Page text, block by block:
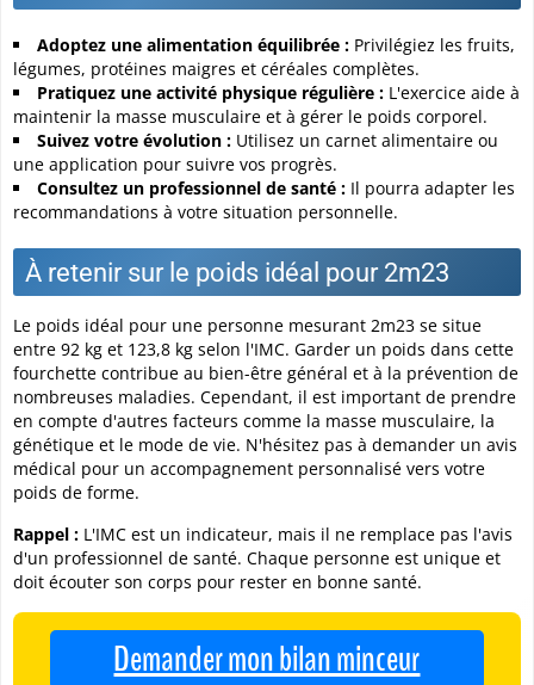
Adoptez une alimentation équilibrée : Privilégiez les fruits,
légumes, protéines maigres et céréales complètes.
Pratiquez une activité physique régulière : L'exercice aide à
maintenir la masse musculaire et à gérer le poids corporel.
Suivez votre évolution : Utilisez un carnet alimentaire ou
une application pour suivre vos progrès.
Consultez un professionnel de santé : Il pourra adapter les
recommandations à votre situation personnelle.
À retenir sur le poids idéal pour 2m23
Le poids idéal pour une personne mesurant 2m23 se situe
entre 92 kg et 123,8 kg selon l'IMC. Garder un poids dans cette
fourchette contribue au bien-être général et à la prévention de
nombreuses maladies. Cependant, il est important de prendre
en compte d'autres facteurs comme la masse musculaire, la
génétique et le mode de vie. N'hésitez pas à demander un avis
médical pour un accompagnement personnalisé vers votre
poids de forme.
Rappel : L'IMC est un indicateur, mais il ne remplace pas l'avis
d'un professionnel de santé. Chaque personne est unique et
doit écouter son corps pour rester en bonne santé.
Demander mon bilan minceur